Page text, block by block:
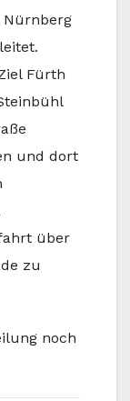
Nürnberg
Fürth
und dort
über
zu
noch